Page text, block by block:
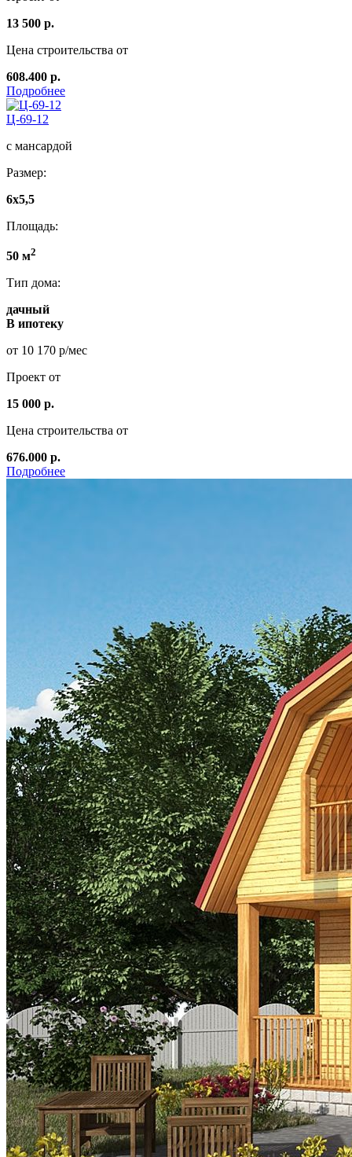
13 500 р.
Цена строительства от
608.400 р.
Подробнее
Ц-69-12
с мансардой
Размер:
6x5,5
Площадь:
50 м2
Тип дома:
дачный
В ипотеку
от 10 170 р/мес
Проект от
15 000 р.
Цена строительства от
676.000 р.
Подробнее